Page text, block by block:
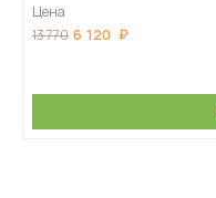
Цена
13 770 6 120